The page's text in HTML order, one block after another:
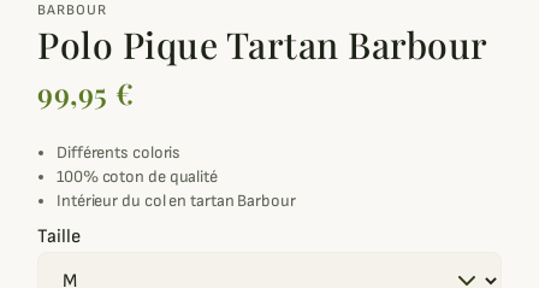
BARBOUR
Polo Pique Tartan Barbour
99,95 €
Différents coloris
100% coton de qualité
Intérieur du col en tartan Barbour
Taille